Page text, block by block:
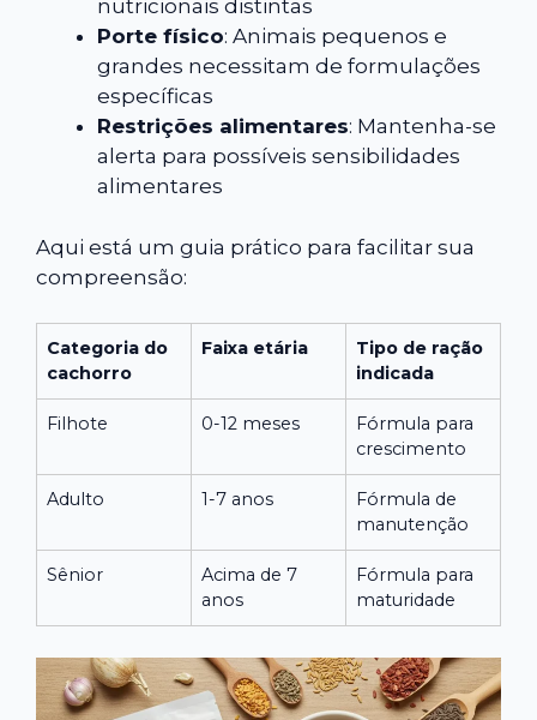
nutricionais distintas
Porte físico: Animais pequenos e
grandes necessitam de formulações
específicas
Restrições alimentares: Mantenha-se
alerta para possíveis sensibilidades
alimentares
Aqui está um guia prático para facilitar sua
compreensão:
Categoria do
cachorro
Faixa etária
Tipo de ração
indicada
Filhote 0-12 meses
Fórmula para
crescimento
Adulto 1-7 anos
Fórmula de
manutenção
Sênior
Acima de 7
anos
Fórmula para
maturidade